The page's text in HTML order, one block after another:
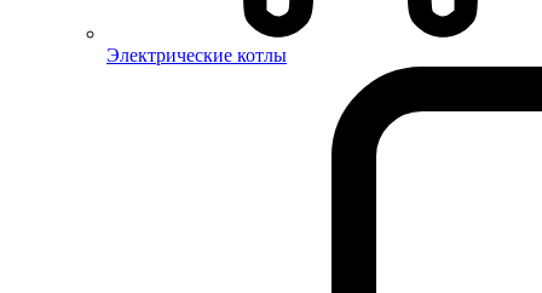
Электрические котлы